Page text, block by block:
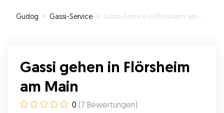
Gudog » Gassi-Service » Gassi-Service in Flörsheim am Main
Gassi gehen in Flörsheim
am Main
0 (7 Bewertungen)